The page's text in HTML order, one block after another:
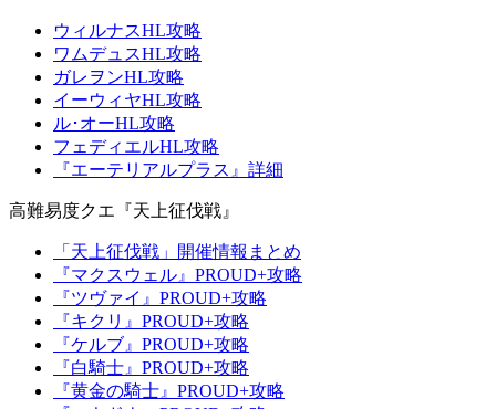
ウィルナスHL攻略
ワムデュスHL攻略
ガレヲンHL攻略
イーウィヤHL攻略
ル･オーHL攻略
フェディエルHL攻略
『エーテリアルプラス』詳細
高難易度クエ『天上征伐戦』
「天上征伐戦」開催情報まとめ
『マクスウェル』PROUD+攻略
『ツヴァイ』PROUD+攻略
『キクリ』PROUD+攻略
『ケルブ』PROUD+攻略
『白騎士』PROUD+攻略
『黄金の騎士』PROUD+攻略